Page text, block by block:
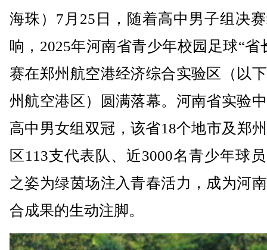
海珠）7月25日，随着高中男子组决
响，2025年河南省青少年校园足球“省
赛在郑州航空港经济综合实验区（以
州航空港区）圆满落幕。河南省实验
高中男女组双冠，该省18个地市及郑
区113支代表队、近3000名青少年球
之姿为绿茵场注入青春活力，成为河
合成果的生动注脚。